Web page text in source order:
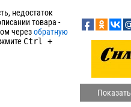
недостаток
товара -
черезобратную
Ctrl
+